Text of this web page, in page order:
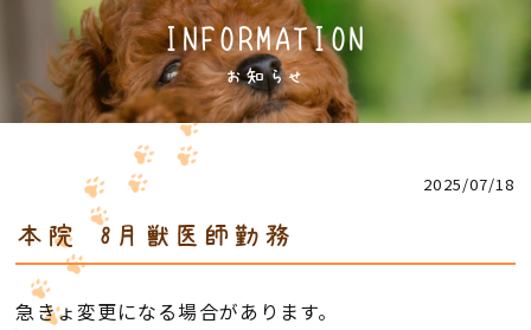
お知らせ
INFORMATION
2025/07/18
本院 8月獣医師勤務
急きょ変更になる場合があります。